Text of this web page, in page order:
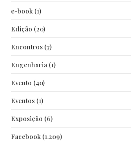
e-book (1)
Edição (20)
Encontros (7)
Engenharia (1)
Evento (40)
Eventos (1)
Exposição (6)
Facebook (1.209)